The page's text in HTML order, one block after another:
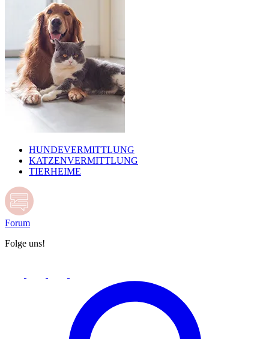
HUNDEVERMITTLUNG
KATZENVERMITTLUNG
TIERHEIME
Forum
Folge uns!